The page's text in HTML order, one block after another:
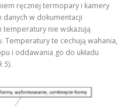
ręcznej termopary i kamery
w dokumentacji
temperatury nie wskazują
Temperatury te cechują wahania,
i oddawania go do układu
5).